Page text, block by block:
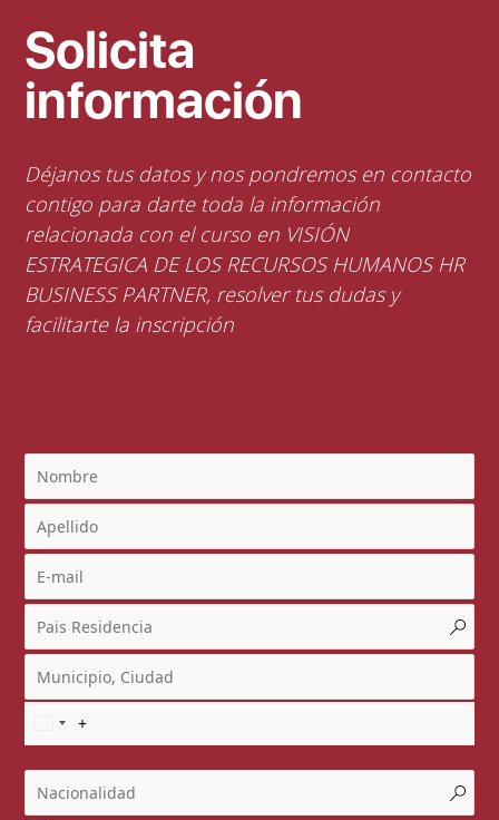
Solicita
información
Déjanos tus datos y nos pondremos en contacto
contigo para darte toda la información
relacionada con el curso en VISIÓN
ESTRATEGICA DE LOS RECURSOS HUMANOS HR
BUSINESS PARTNER, resolver tus dudas y
facilitarte la inscripción